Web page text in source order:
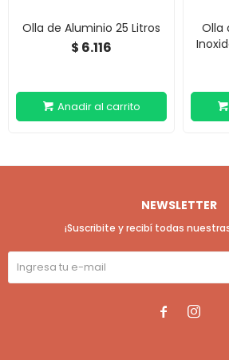
Olla de Aluminio 25 Litros
$ 6.116
Olla
NEWSLETTER
¡Suscribite y recibí todas
 